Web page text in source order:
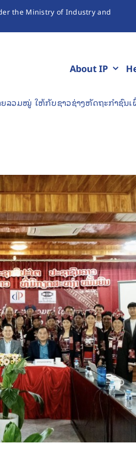
the Ministry of Industry and
About IP
ລວມໝູ່ ໃຫ້ກັບຊາວຊ່າງຫັດຖະກຳຊົນເ